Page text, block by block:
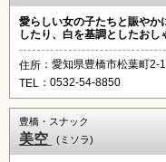
愛らしい女の子たちと賑やか
したり、白を基調としたおし
住所 ：愛知県豊橋市松葉町2-
TEL ：0532-54-8850
豊橋・スナック
美空 (ミソラ)